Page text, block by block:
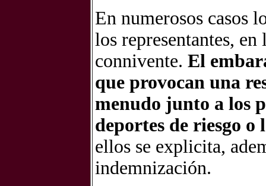
En numerosos casos
los representantes,
connivente. El
que provocan una
menudo junto a los
deportes de riesgo o
ellos se explicita,
indemnización.